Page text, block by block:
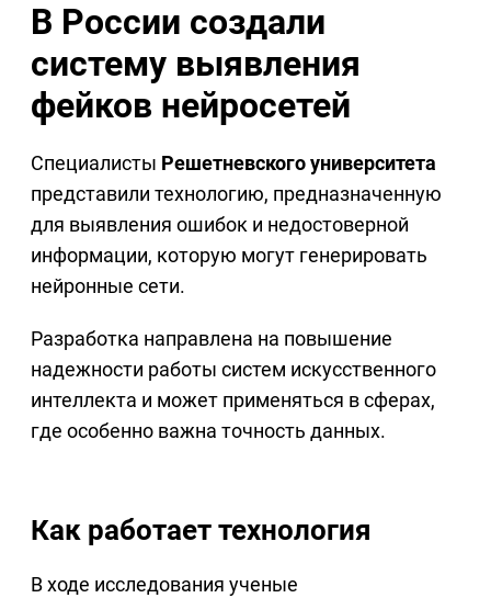
В России создали
систему выявления
фейков нейросетей
Специалисты Решетневского университета
представили технологию, предназначенную
для выявления ошибок и недостоверной
информации, которую могут генерировать
нейронные сети.
Разработка направлена на повышение
надежности работы систем искусственного
интеллекта и может применяться в сферах,
где особенно важна точность данных.
Как работает технология
В ходе исследования ученые